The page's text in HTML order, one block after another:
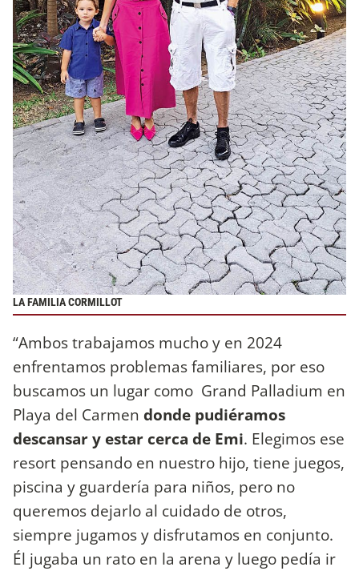
LA FAMILIA CORMILLOT
“Ambos trabajamos mucho y en 2024
enfrentamos problemas familiares, por eso
buscamos un lugar como Grand Palladium en
Playa del Carmen donde pudiéramos
descansar y estar cerca de Emi. Elegimos ese
resort pensando en nuestro hijo, tiene juegos,
piscina y guardería para niños, pero no
queremos dejarlo al cuidado de otros,
siempre jugamos y disfrutamos en conjunto.
Él jugaba un rato en la arena y luego pedía ir